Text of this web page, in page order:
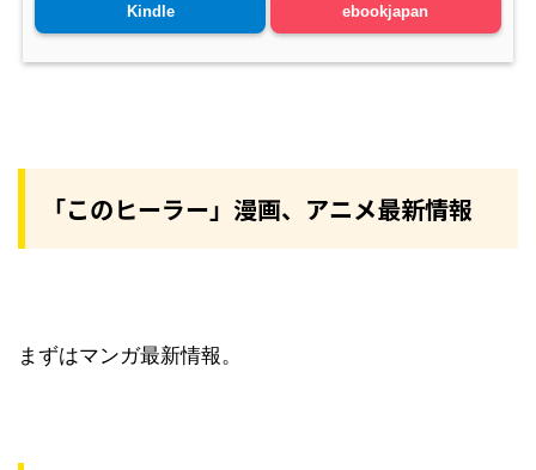
Kindle ebookjapan
「このヒーラー」漫画、アニメ最新情報
まずはマンガ最新情報。